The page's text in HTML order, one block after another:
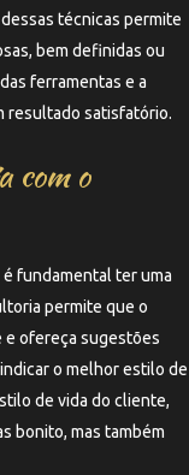
técnicas permite
bem definidas ou
ferramentas e a
resultado satisfatório.
com o
fundamental ter uma
permite que o
ofereça sugestões
o melhor estilo de
de vida do cliente,
bonito, mas também